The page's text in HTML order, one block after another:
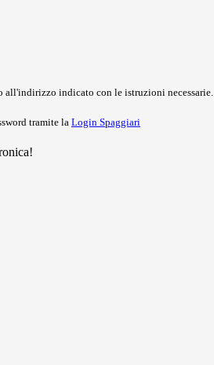
all'indirizzo indicato con le istruzioni necessarie.
tramite la Login Spaggiari